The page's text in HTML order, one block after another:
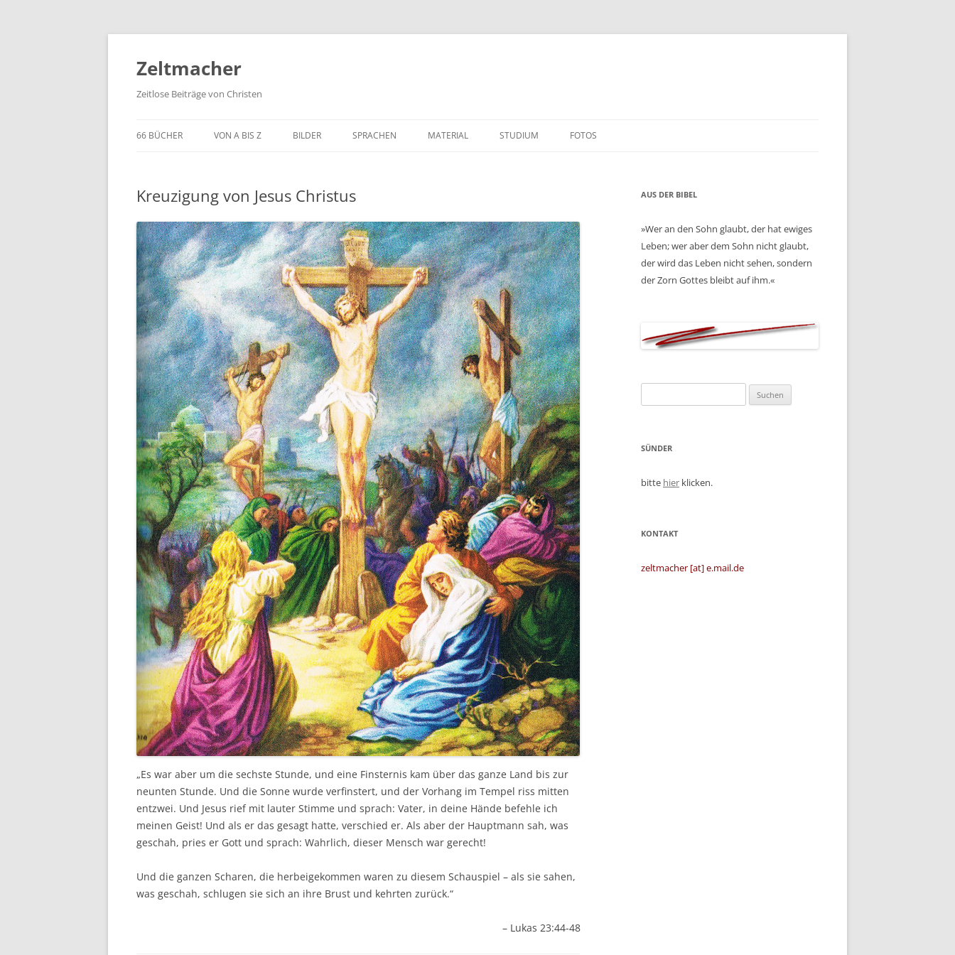
Zum
springen
Zeltmacher
Zeitlose Beiträge von Christen
66 BÜCHER VON A BIS Z BILDER SPRACHEN MATERIAL STUDIUM FOTOS
Kreuzigung von Jesus Christus
„Es war aber um die sechste Stunde, und eine Finsternis kam über das ganze Land bis zur
neunten Stunde. Und die Sonne wurde verfinstert, und der Vorhang im Tempel riss mitten
entzwei. Und Jesus rief mit lauter Stimme und sprach: Vater, in deine Hände befehle ich
meinen Geist! Und als er das gesagt hatte, verschied er. Als aber der Hauptmann sah, was
geschah, pries er Gott und sprach: Wahrlich, dieser Mensch war gerecht!
Und die ganzen Scharen, die herbeigekommen waren zu diesem Schauspiel – als sie sahen,
was geschah, schlugen sie sich an ihre Brust und kehrten zurück.“
– Lukas 23:44-48
AUS DER BIBEL
»Wer an den Sohn glaubt, der hat ewiges
Leben; wer aber dem Sohn nicht glaubt,
der wird das Leben nicht sehen, sondern
der Zorn Gottes bleibt auf ihm.«
nach:
SÜNDER
bitte hier klicken.
KONTAKT
zeltmacher [at] e.mail.de